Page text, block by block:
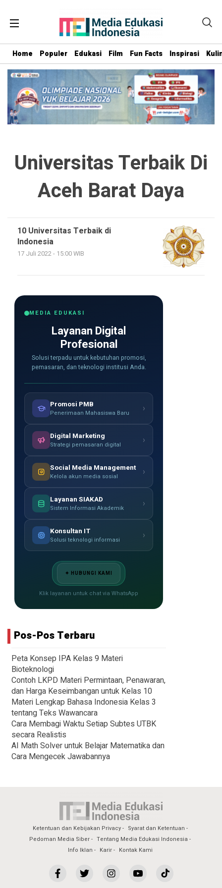
Home Populer Edukasi Film Fun Facts Inspirasi
Universitas Terbaik Di
Aceh Barat Daya
10 Universitas Terbaik di
Indonesia
17 Juli 2022 - 15:00 WIB
MEDIA EDUKASI
Layanan Digital
Profesional
Solusi terpadu untuk kebutuhan promosi,
pemasaran, dan teknologi institusi Anda.
Promosi PMB
Penerimaan Mahasiswa Baru ›
Digital Marketing
Strategi pemasaran digital ›
Social Media Management
Kelola akun media sosial ›
Layanan SIAKAD
Sistem Informasi Akademik ›
Konsultan IT
Solusi teknologi informasi ›
✦ HUBUNGI KAMI
Klik layanan untuk chat via WhatsApp
Pos-Pos Terbaru
Peta Konsep IPA Kelas 9 Materi
Bioteknologi
Contoh LKPD Materi Permintaan, Penawaran,
dan Harga Keseimbangan untuk Kelas 10
Materi Lengkap Bahasa Indonesia Kelas 3
tentang Teks Wawancara
Cara Membagi Waktu Setiap Subtes UTBK
secara Realistis
AI Math Solver untuk Belajar Matematika dan
Cara Mengecek Jawabannya
Ketentuan dan Kebijakan Privacy
Syarat dan Ketentuan
Pedoman Media Siber
Tentang Media Edukasi Indonesia
Info Iklan
Karir Kontak Kami